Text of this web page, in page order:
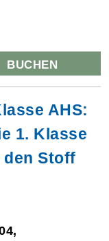
BUCHEN
AHS:
1. Klasse
den Stoff